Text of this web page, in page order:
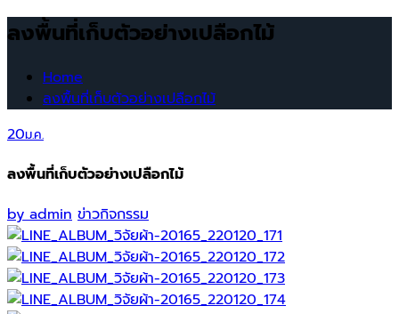
ลงพื้นที่เก็บตัวอย่างเปลือกไม้
Home
ลงพื้นที่เก็บตัวอย่างเปลือกไม้
20ม.ค.
ลงพื้นที่เก็บตัวอย่างเปลือกไม้
byadmin ข่าวกิจกรรม